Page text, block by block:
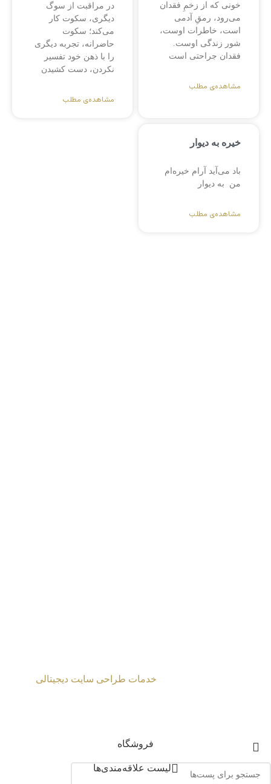
خونی که از زخمِ فقدان
می‌رود، رمقِ آدمی
است، خاطرات اوست،
شور زندگی اوست.
فقدان جراحتی است
مشاهده‌ی مطلب
در مراقبت از سوگ
دیگری، سکوت کار
می‌کند؛ سکوت
حاضرانه، تجربه دیگری
را با ذهن خود تفسیر
نکردن، دست کشیدن
مشاهده‌ی مطلب
خیره به دیوار
باد می‌آید آرام خیره‌ام
من به دیوار
مشاهده‌ی مطلب
خدمات طراحی سایت دیجیتالی
فروشگاه
لیست علاقه‌مندی‌ها